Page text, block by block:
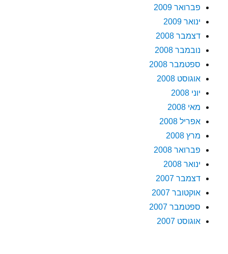
פברואר 2009
ינואר 2009
דצמבר 2008
נובמבר 2008
ספטמבר 2008
אוגוסט 2008
יוני 2008
מאי 2008
אפריל 2008
מרץ 2008
פברואר 2008
ינואר 2008
דצמבר 2007
אוקטובר 2007
ספטמבר 2007
אוגוסט 2007